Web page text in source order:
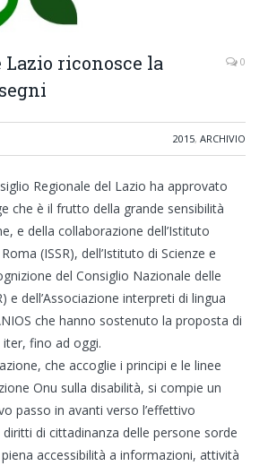
Lazio riconosce la
0
2015, ARCHIVIO
Regionale del Lazio ha approvato
che è il frutto della grande sensibilità
e della collaborazione dell’Istituto
(ISSR), dell’Istituto di Scienze e
del Consiglio Nazionale delle
e dell’Associazione interpreti di lingua
che hanno sostenuto la proposta di
fino ad oggi.
che accoglie i principi e le linee
Onu sulla disabilità, si compie un
passo in avanti verso l’effettivo
di cittadinanza delle persone sorde
accessibilità a informazioni, attività